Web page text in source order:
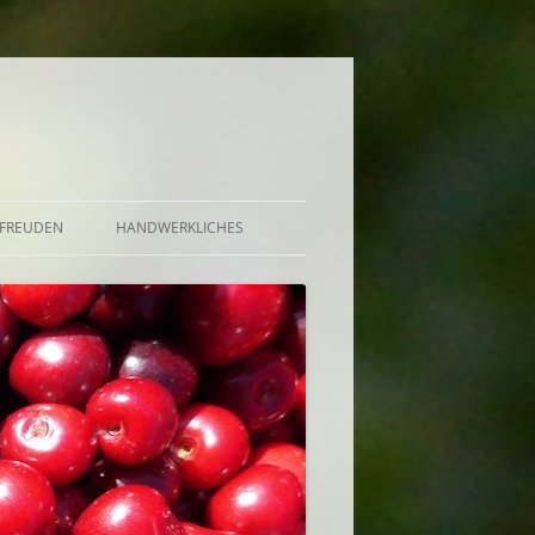
GELEE, GRÜTZE,
AUFGESETZTER
BOWLE U.A.
SAUCE, BUTTER
HANDWERKLICHES